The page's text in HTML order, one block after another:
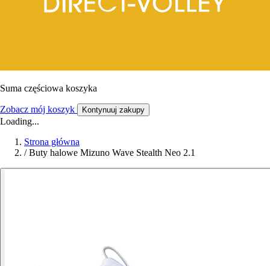
Suma częściowa koszyka
Zobacz mój koszyk Kontynuuj zakupy
Loading...
Strona główna
/ Buty halowe Mizuno Wave Stealth Neo 2.1